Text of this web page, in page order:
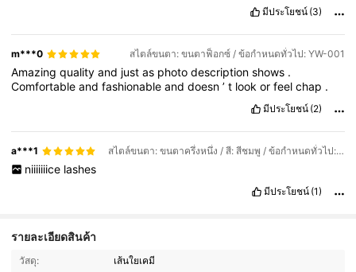
มีประโยชน์ (3)
m***0 สไตล์ขนตา: ขนตาฟ็อกซ์ / ข้อกำหนดทั่วไป: YW-001
Amazingqualityand justas photodescriptionshows .
Comfortableandfashionableanddoesn’t lookorfeelchap .
มีประโยชน์ (2)
a***1 สไตล์ขนตา: ขนตาครึ่งหนึ่ง / สี: สีชมพู / ข้อกำหนดทั่วไป: วายดับบลิว-004
niiiiiiice lashes
มีประโยชน์ (1)
รายละเอียดสินค้า
วัสดุ:
เส้นใยเคมี
305 ผู้ติดตาม